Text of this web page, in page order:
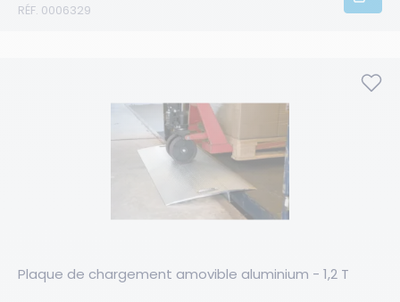
RÉF. 0006329
Plaque de chargement amovible aluminium - 1,2 T